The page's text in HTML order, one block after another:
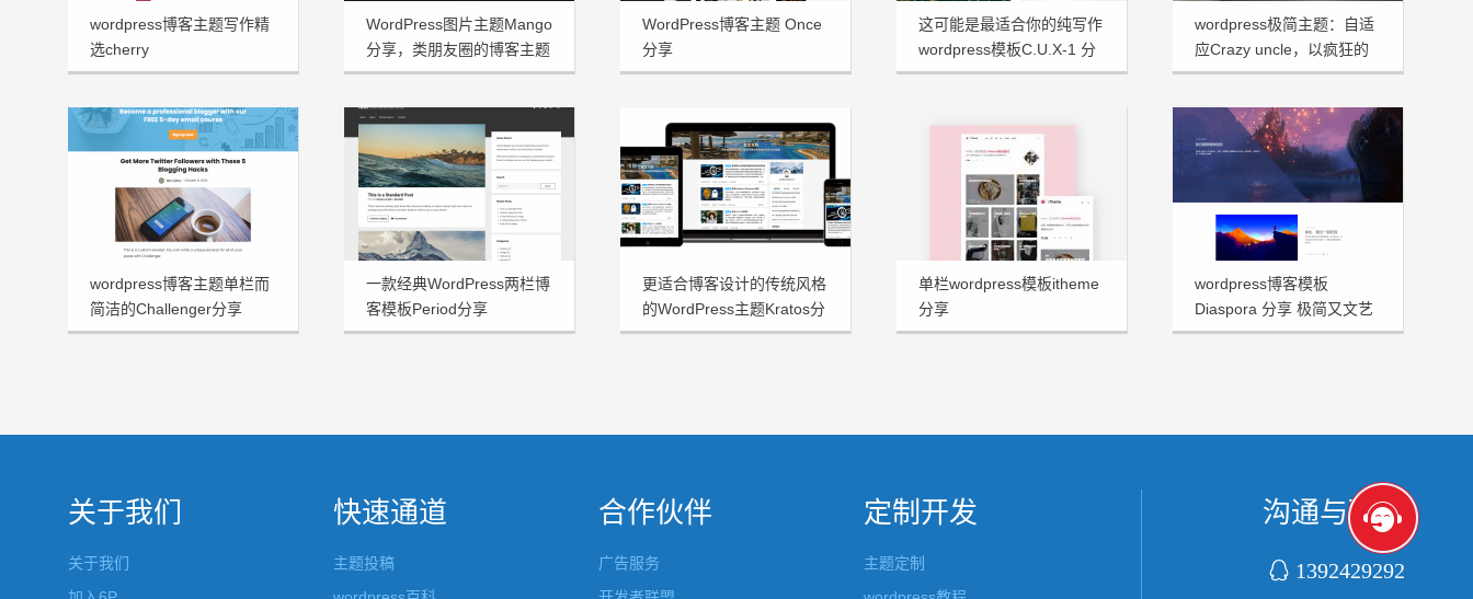
wordpress博客主题写作精
选cherry
WordPress图片主题Mango
分享，类朋友圈的博客主题
WordPress博客主题 Once
分享
这可能是最适合你的纯写作
wordpress模板C.U.X-1 分
享
wordpress极简主题：自适
应Crazy uncle，以疯狂的
大叔命名！
wordpress博客主题单栏而
简洁的Challenger分享
一款经典WordPress两栏博
客模板Period分享
更适合博客设计的传统风格
的WordPress主题Kratos分
享
单栏wordpress模板itheme
分享
wordpress博客模板
Diaspora 分享 极简又文艺
十足
关于我们
关于我们
快速通道
主题投稿
合作伙伴
广告服务
定制开发
主题定制
沟通与联系
 1392429292